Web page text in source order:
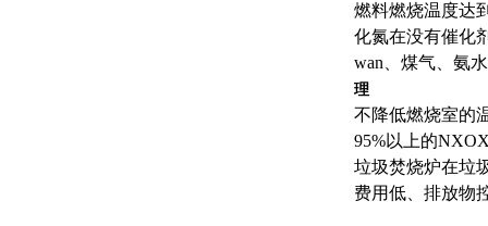
燃料燃烧温度达
化氮在没有催化
wan、煤气、氨
理
不降低燃烧室的
95%以上的
垃圾焚烧炉在垃
费用低、排放物